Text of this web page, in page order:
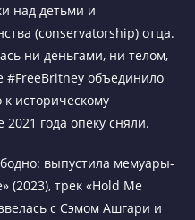
над детьми и
(conservatorship) отца.
ни деньгами, ни телом,
объединило
историческому
года опеку сняли.
выпустила мемуары-
(2023), трек «Hold Me
с Сэмом Ашгари и